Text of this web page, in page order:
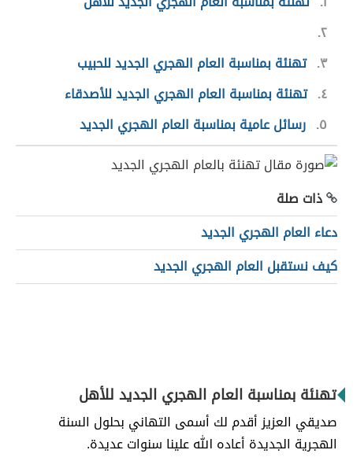
٢
٣ تهنئة بمناسبة العام الهجري الجديد للحبيب
٤ تهنئة بمناسبة العام الهجري الجديد للأصدقاء
٥ رسائل عامية بمناسبة العام الهجري الجديد
ذات صلة
دعاء العام الهجري الجديد
كيف نستقبل العام الهجري الجديد
تهنئة بمناسبة العام الهجري الجديد للأهل
صديقي العزيز أقدم لك أسمى التهاني بحلول السنة
الهجرية الجديدة أعاده الله علينا سنوات عديدة.